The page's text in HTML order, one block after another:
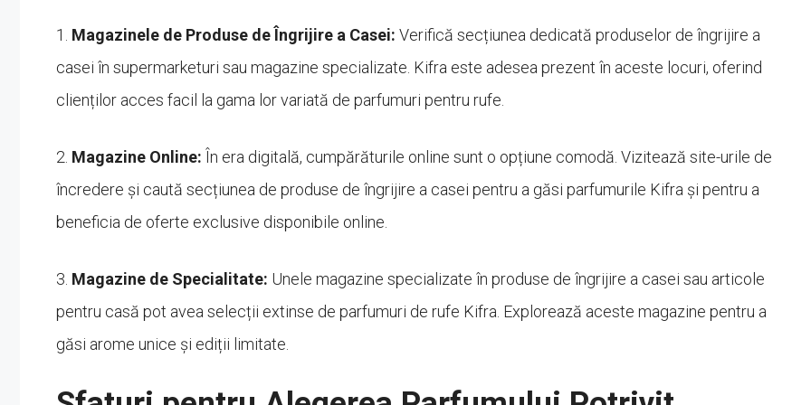
1. Magazinele de Produse de Îngrijire a Casei: Verifică secțiunea dedicată produselor de îngrijire a
casei în supermarketuri sau magazine specializate. Kifra este adesea prezent în aceste locuri, oferind
clienților acces facil la gama lor variată de parfumuri pentru rufe.
2. Magazine Online: În era digitală, cumpărăturile online sunt o opțiune comodă. Vizitează site-urile de
încredere și caută secțiunea de produse de îngrijire a casei pentru a găsi parfumurile Kifra și pentru a
beneficia de oferte exclusive disponibile online.
3. Magazine de Specialitate: Unele magazine specializate în produse de îngrijire a casei sau articole
pentru casă pot avea selecții extinse de parfumuri de rufe Kifra. Explorează aceste magazine pentru a
găsi arome unice și ediții limitate.